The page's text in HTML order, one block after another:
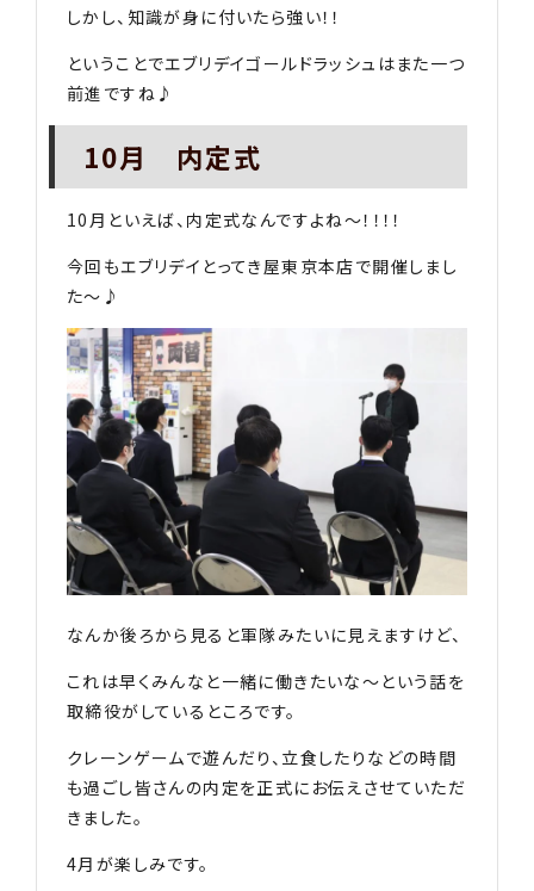
しかし、知識が身に付いたら強い！！
ということでエブリデイゴールドラッシュはまた一つ
前進ですね♪
10月 内定式
10月といえば、内定式なんですよね〜！！！！
今回もエブリデイとってき屋東京本店で開催しまし
た〜♪
なんか後ろから見ると軍隊みたいに見えますけど、
これは早くみんなと一緒に働きたいな〜という話を
取締役がしているところです。
クレーンゲームで遊んだり、立食したりなどの時間
も過ごし皆さんの内定を正式にお伝えさせていただ
きました。
4月が楽しみです。